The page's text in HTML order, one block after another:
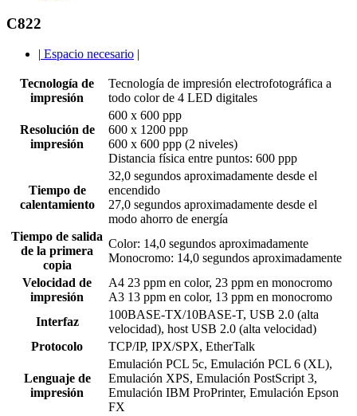
C822
| Espacio necesario |
Tecnología de
impresión
Tecnología de impresión electrofotográfica a
todo color de 4 LED digitales
Resolución de
impresión
600 x 600 ppp
600 x 1200 ppp
600 x 600 ppp (2 niveles)
Distancia física entre puntos: 600 ppp
Tiempo de
calentamiento
32,0 segundos aproximadamente desde el
encendido
27,0 segundos aproximadamente desde el
modo ahorro de energía
Tiempo de salida
de la primera
copia
Color: 14,0 segundos aproximadamente
Monocromo: 14,0 segundos aproximadamente
Velocidad de
impresión
A4 23 ppm en color, 23 ppm en monocromo
A3 13 ppm en color, 13 ppm en monocromo
Interfaz
100BASE-TX/10BASE-T, USB 2.0 (alta
velocidad), host USB 2.0 (alta velocidad)
Protocolo
TCP/IP, IPX/SPX, EtherTalk
Lenguaje de
impresión
Emulación PCL 5c, Emulación PCL 6 (XL),
Emulación XPS, Emulación PostScript 3,
Emulación IBM ProPrinter, Emulación Epson
FX